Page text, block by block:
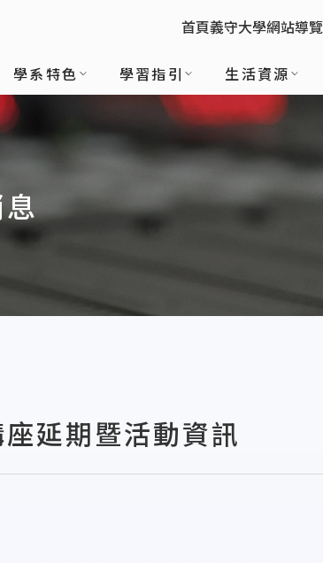
:::
首頁義守大學網站導覽
學系特色 學習指引 生活資源
延期暨活動資訊